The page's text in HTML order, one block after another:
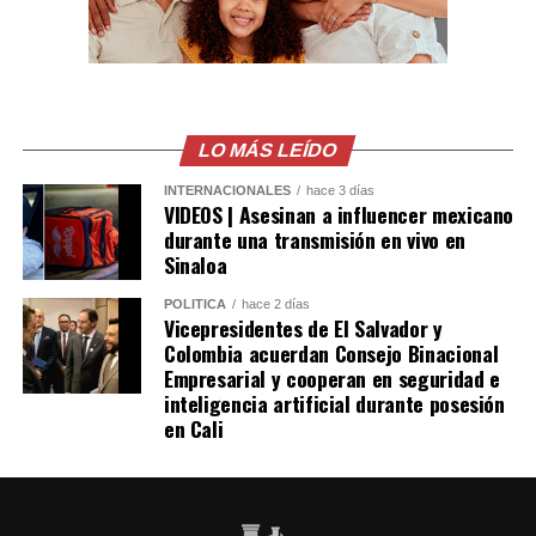
despertó las sospechas de las autoridades y permitió
detectar las operaciones ilegales.
millones de dólares para Pemex al cierre del segundo
trimestre, cifra que representa un incremento del 20 %
en comparación con el mismo período de 2025.
Como antecedente, recordaron que una toma
clandestina en un ducto de Pemex provocó una
explosión en 2019, en el estado de Hidalgo, dejando un
saldo de 137 personas fallecidas.
LO MÁS LEÍDO
INTERNACIONALES hace 3 días
VIDEOS | Asesinan a influencer mexicano
durante una transmisión en vivo en
Sinaloa
POLÍTICA hace 2 días
Vicepresidentes de El Salvador y
Colombia acuerdan Consejo Binacional
Empresarial y cooperan en seguridad e
inteligencia artificial durante posesión
en Cali